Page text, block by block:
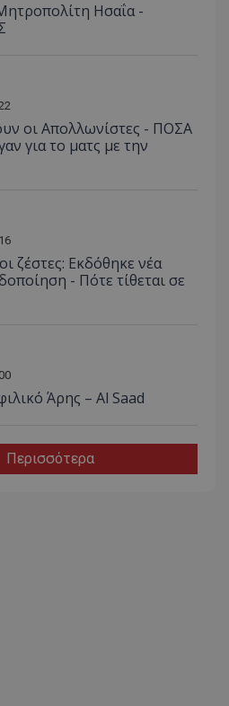
Ησαΐα -
οι Απολλωνίστες - ΠΟΣΑ
για το ματς με την
ζέστες: Εκδόθηκε νέα
- Πότε τίθεται σε
Άρης – Al Saad
Περισσότερα